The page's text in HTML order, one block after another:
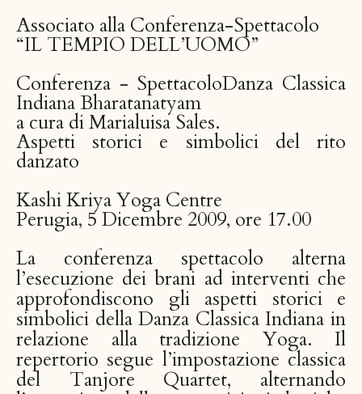
Associato alla Conferenza-Spettacolo
“IL TEMPIO DELL’UOMO”
Conferenza - SpettacoloDanza Classica
Indiana Bharatanatyam
a cura di Marialuisa Sales.
Aspetti storici e simbolici del rito
danzato
Kashi Kriya Yoga Centre
Perugia, 5 Dicembre 2009, ore 17.00
La conferenza spettacolo alterna
l’esecuzione dei brani ad interventi che
approfondiscono gli aspetti storici e
simbolici della Danza Classica Indiana in
relazione alla tradizione Yoga. Il
repertorio segue l’impostazione classica
del Tanjore Quartet, alternando